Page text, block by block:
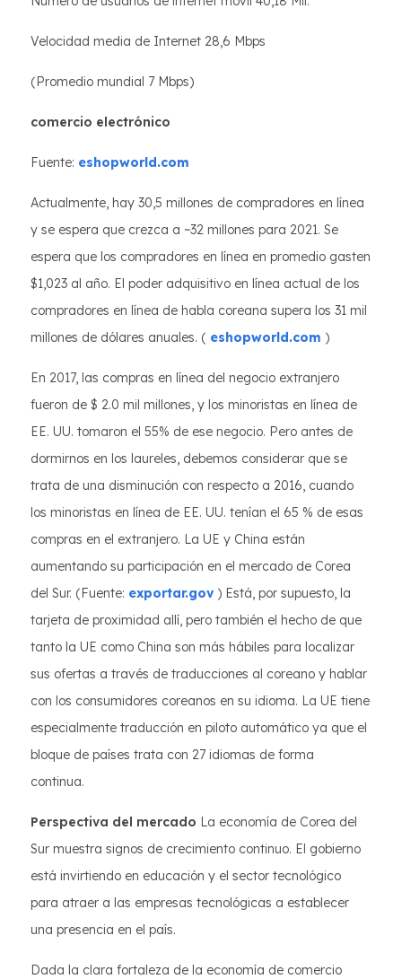
Velocidad media de Internet 28,6 Mbps
(Promedio mundial 7 Mbps)
comercio electrónico
Fuente: eshopworld.com
Actualmente, hay 30,5 millones de compradores en línea
y se espera que crezca a ~32 millones para 2021. Se
espera que los compradores en línea en promedio gasten
$1,023 al año. El poder adquisitivo en línea actual de los
compradores en línea de habla coreana supera los 31 mil
millones de dólares anuales. ( eshopworld.com )
En 2017, las compras en línea del negocio extranjero
fueron de $ 2.0 mil millones, y los minoristas en línea de
EE. UU. tomaron el 55% de ese negocio. Pero antes de
dormirnos en los laureles, debemos considerar que se
trata de una disminución con respecto a 2016, cuando
los minoristas en línea de EE. UU. tenían el 65 % de esas
compras en el extranjero. La UE y China están
aumentando su participación en el mercado de Corea
del Sur. (Fuente: exportar.gov ) Está, por supuesto, la
tarjeta de proximidad allí, pero también el hecho de que
tanto la UE como China son más hábiles para localizar
sus ofertas a través de traducciones al coreano y hablar
con los consumidores coreanos en su idioma. La UE tiene
especialmente traducción en piloto automático ya que el
bloque de países trata con 27 idiomas de forma
continua.
Perspectiva del mercado La economía de Corea del
Sur muestra signos de crecimiento continuo. El gobierno
está invirtiendo en educación y el sector tecnológico
para atraer a las empresas tecnológicas a establecer
una presencia en el país.
Dada la clara fortaleza de la economía de comercio